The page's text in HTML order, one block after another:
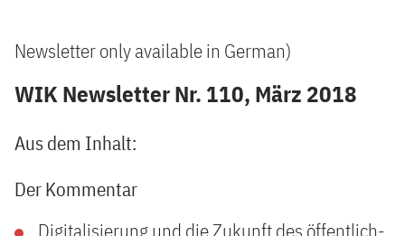
Newsletter only available in German)
WIK Newsletter Nr. 110, März 2018
Aus dem Inhalt:
Der Kommentar
Digitalisierung und die Zukunft des öffentlich-